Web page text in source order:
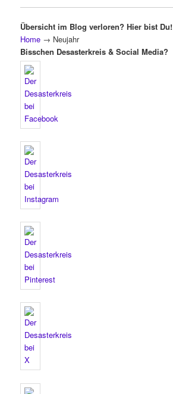
Übersicht im Blog verloren? Hier bist Du!
Home → Neujahr
Bisschen Desasterkreis & Social Media?